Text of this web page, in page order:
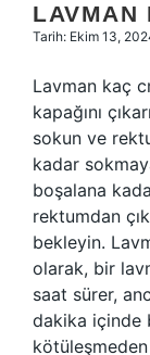
LAVMAN
Tarih: Ekim 13,
Lavman kaç
kapağını
sokun ve
kadar
boşalana
rektumdan
bekleyin.
olarak, bir
saat sürer,
dakika içinde